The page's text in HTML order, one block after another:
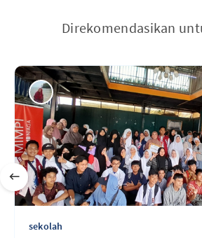
Direkomendasikan
sekolah